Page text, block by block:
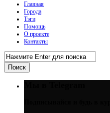
Главная
Города
Тэги
Помощь
О проекте
Контакты